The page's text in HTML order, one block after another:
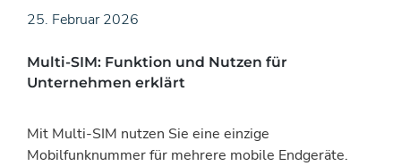
25. Februar 2026
Multi-SIM: Funktion und Nutzen für
Unternehmen erklärt
Mit Multi-SIM nutzen Sie eine einzige
Mobilfunknummer für mehrere mobile Endgeräte.